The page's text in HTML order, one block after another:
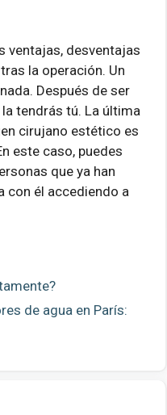
ventajas, desventajas
la operación. Un
Después de ser
tendrás tú. La última
cirujano estético es
este caso, puedes
que ya han
con él accediendo a
de agua en París: